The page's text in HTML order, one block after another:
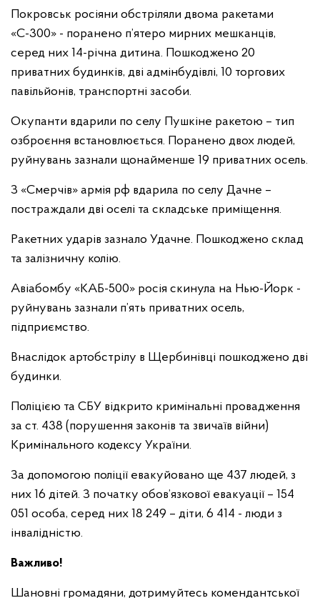
Покровськ росіяни обстріляли двома ракетами
«С-300» - поранено п’ятеро мирних мешканців,
серед них 14-річна дитина. Пошкоджено 20
приватних будинків, дві адмінбудівлі, 10 торгових
павільйонів, транспортні засоби.
Окупанти вдарили по селу Пушкіне ракетою – тип
озброєння встановлюється. Поранено двох людей,
руйнувань зазнали щонайменше 19 приватних осель.
З «Смерчів» армія рф вдарила по селу Дачне –
постраждали дві оселі та складське приміщення.
Ракетних ударів зазнало Удачне. Пошкоджено склад
та залізничну колію.
Авіабомбу «КАБ-500» росія скинула на Нью-Йорк -
руйнувань зазнали п’ять приватних осель,
підприємство.
Внаслідок артобстрілу в Щербинівці пошкоджено дві
будинки.
Поліцією та СБУ відкрито кримінальні провадження
за ст. 438 (порушення законів та звичаїв війни)
Кримінального кодексу України.
За допомогою поліції евакуйовано ще 437 людей, з
них 16 дітей. З початку обов’язкової евакуації – 154
051 особа, серед них 18 249 – діти, 6 414 - люди з
інвалідністю.
Важливо!
Шановні громадяни, дотримуйтесь комендантської